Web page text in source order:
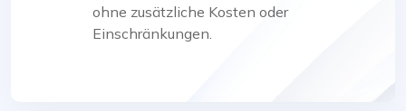
ohne zusätzliche Kosten oder
Einschränkungen.